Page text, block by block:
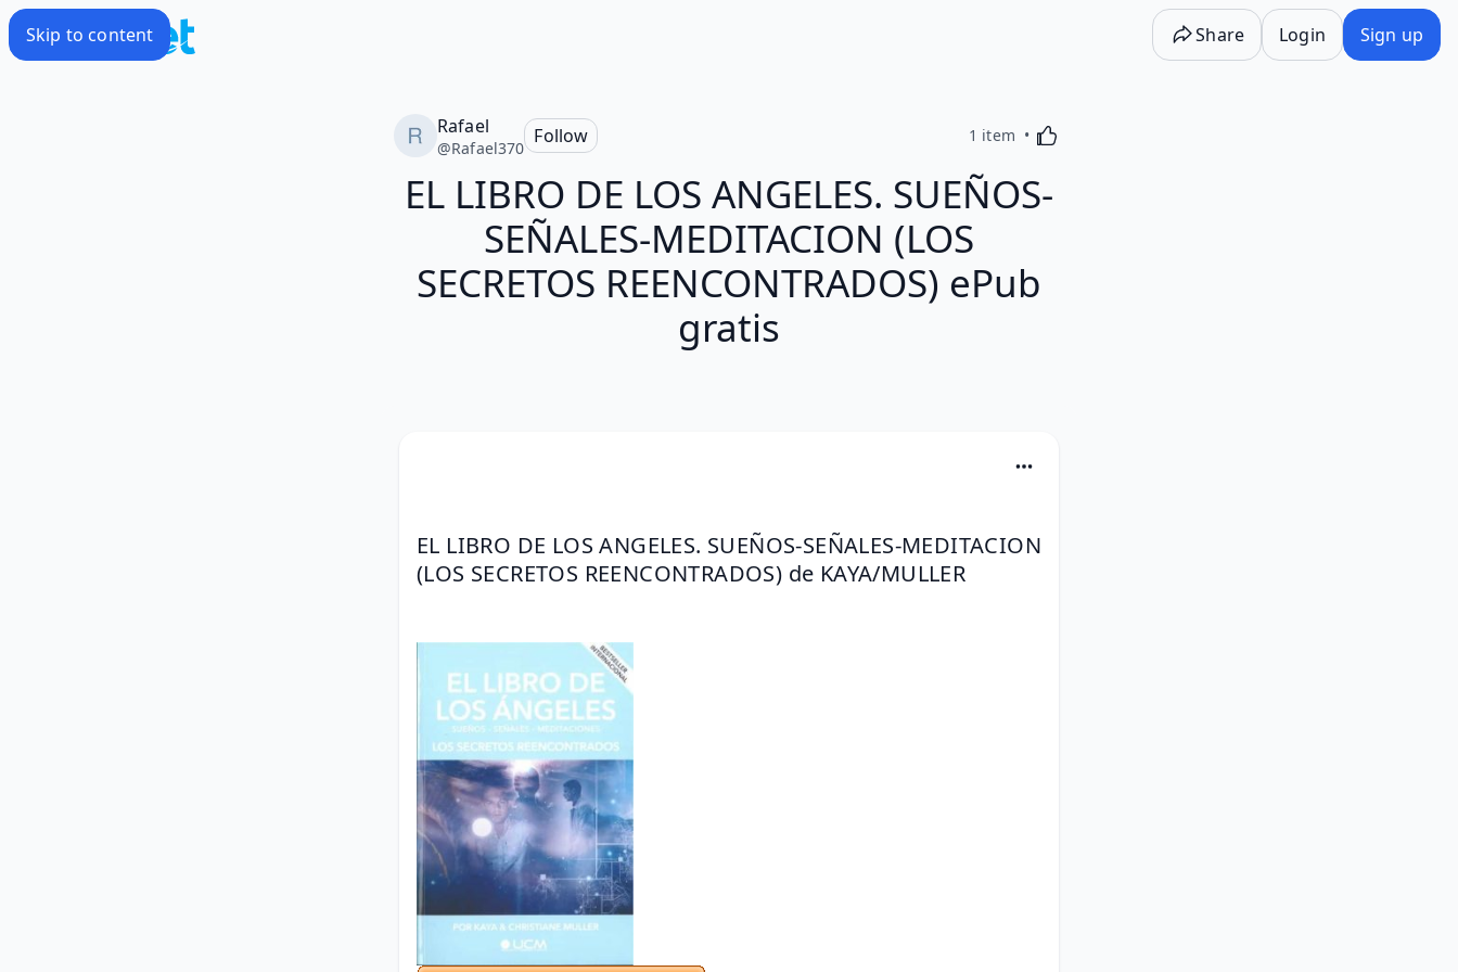
Skip to content Share Login Sign up
Rafael
@Rafael370
Follow 1 item Activating this element will cause content on the
EL LIBRO DE LOS ANGELES. SUEÑOS-
SEÑALES-MEDITACION (LOS
SECRETOS REENCONTRADOS) ePub
gratis
EL LIBRO DE LOS ANGELES. SUEÑOS-SEÑALES-MEDITACION
(LOS SECRETOS REENCONTRADOS) de KAYA/MULLER